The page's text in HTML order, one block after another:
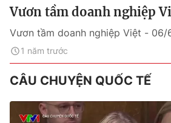
Vươn tầm doanh nghiệp
Vươn tầm doanh nghiệp Việt - 06/
1 năm trước
CÂU CHUYỆN QUỐC TẾ